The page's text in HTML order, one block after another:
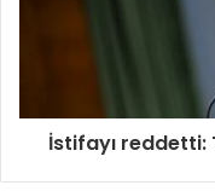
İstifayı reddetti: